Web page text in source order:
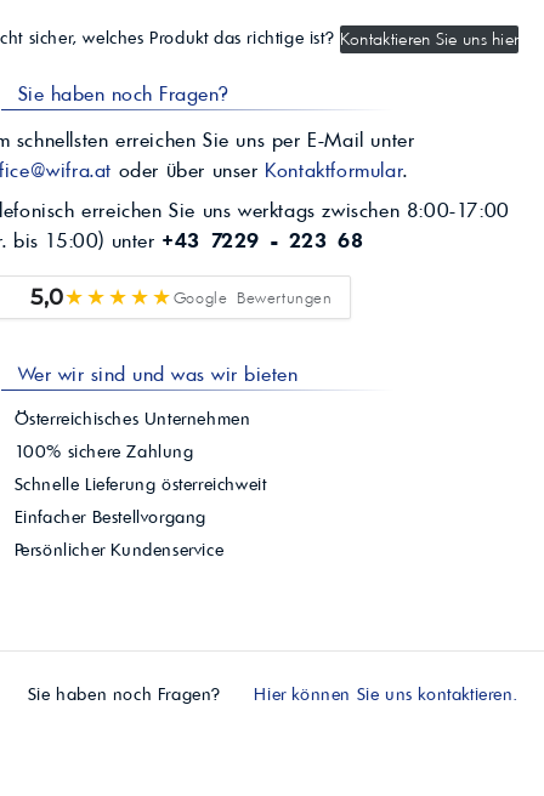
sicher, welches Produkt das richtige ist? Kontaktieren Sie uns hier
Sie haben noch Fragen?
schnellsten erreichen Sie uns per E-Mail unter
oder über unser Kontaktformular.
erreichen Sie uns werktags zwischen 8:00-17:00
bis 15:00) unter +43 7229 - 223 68
5,0★★★★★Google Bewertungen
Wer wir sind und was wir bieten
Österreichisches Unternehmen
100% sichere Zahlung
Schnelle Lieferung österreichweit
Einfacher Bestellvorgang
Persönlicher Kundenservice
Sie haben noch Fragen? Hier können Sie uns kontaktieren.